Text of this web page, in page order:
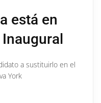
está en
a sustituirlo en el
York